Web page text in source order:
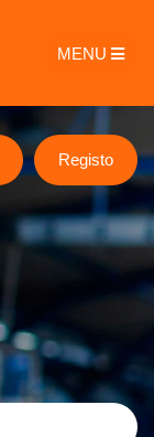
MENU
Registo